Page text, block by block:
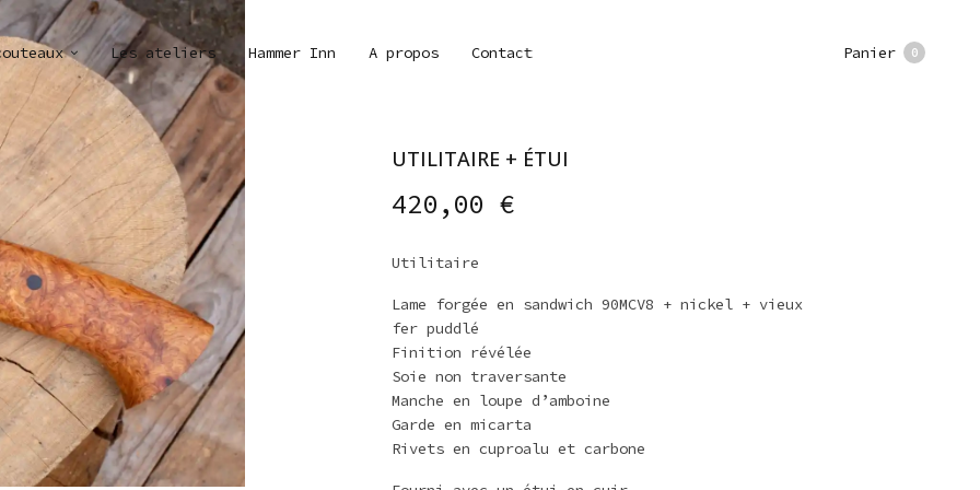
Les ateliers Hammer Inn A propos Contact Panier 0
UTILITAIRE + ÉTUI
420,00 €
Utilitaire
Lame forgée en sandwich 90MCV8 + nickel + vieux
fer puddlé
Finition révélée
Soie non traversante
Manche en loupe d’amboine
Garde en micarta
Rivets en cuproalu et carbone